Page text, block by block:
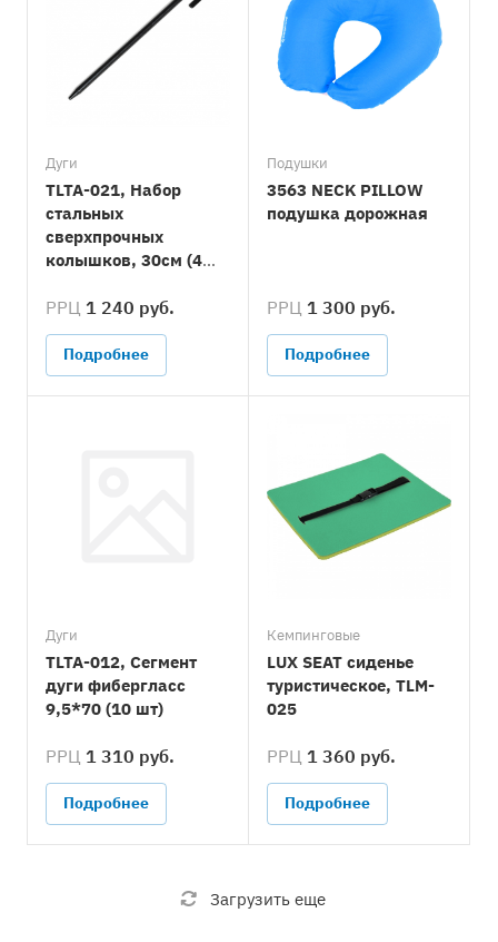
Дуги
TLTA-021, Набор
стальных
сверхпрочных
колышков, 30см (4
РРЦ 1 240 руб.
Подробнее
Подушки
3563 NECK PILLOW
подушка дорожная
РРЦ 1 300 руб.
Подробнее
Дуги
TLTA-012, Сегмент
дуги фибергласс
9,5*70 (10 шт)
РРЦ 1 310 руб.
Подробнее
Кемпинговые
LUX SEAT сиденье
туристическое, TLM-
025
РРЦ 1 360 руб.
Подробнее
Загрузить еще